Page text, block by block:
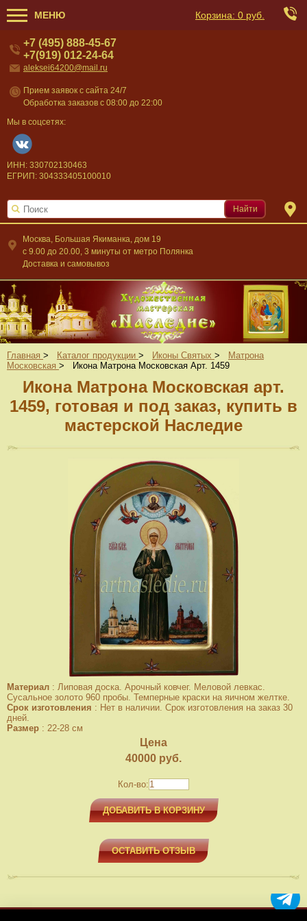
МЕНЮ Корзина: 0 руб.
Москва, Большая Якиманка, дом 19
c 9.00 до 20.00, 3 минуты от метро Полянка
Доставка и самовывоз
+7 (495) 888-45-67
+7(919) 012-24-64
aleksei64200@mail.ru
Прием заявок с сайта 24/7
Обработка заказов с 08:00 до 22:00
Мы в соцсетях:
ИНН: 330702130463
ЕГРИП: 304333405100010
Найти
Главная > Каталог продукции > Иконы Святых >
Матрона
Московская > Икона Матрона Московская Арт. 1459
Икона Матрона Московская арт.
1459, готовая и под заказ, купить в
мастерской Наследие
Материал : Липовая доска. Арочный ковчег. Меловой левкас.
Сусальное золото 960 пробы. Темперные краски на яичном желтке.
Срок изготовления : Нет в наличии. Срок изготовления на заказ 30
дней.
Размер : 22-28 см
Цена
40000 руб.
Кол-во:
ДОБАВИТЬ В КОРЗИНУ
ОСТАВИТЬ ОТЗЫВ